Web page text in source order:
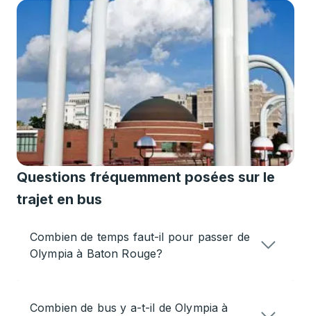
Questions fréquemment posées sur le
trajet en bus
Combien de temps faut-il pour passer de
Olympia à Baton Rouge?
Combien de bus y a-t-il de Olympia à